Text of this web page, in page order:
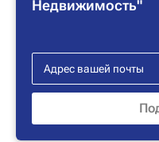
Недвижимость"